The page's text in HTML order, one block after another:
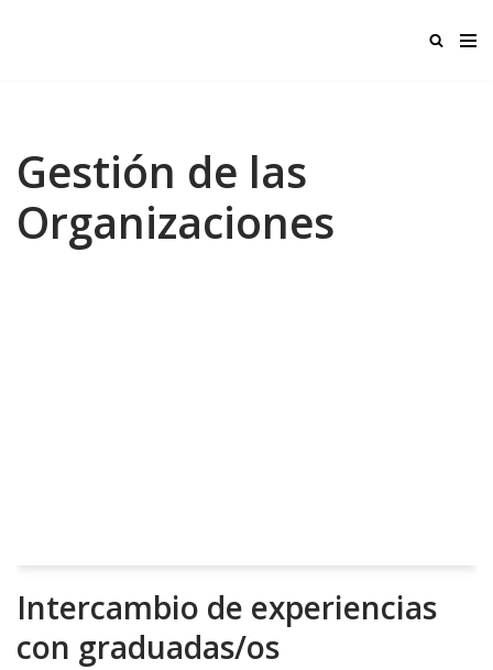
Gestión de las
Organizaciones
Intercambio de experiencias
con graduadas/os